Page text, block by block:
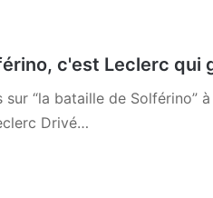
c'est Leclerc qui
“la bataille de Solférino”
Drivé…